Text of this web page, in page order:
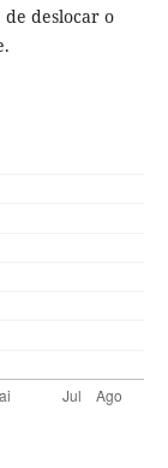
deslocar o